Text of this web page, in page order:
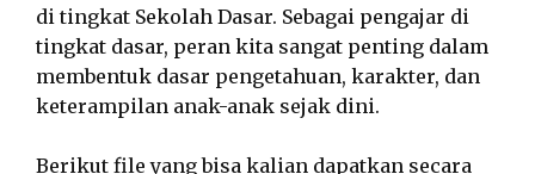
di tingkat Sekolah Dasar. Sebagai pengajar di
tingkat dasar, peran kita sangat penting dalam
membentuk dasar pengetahuan, karakter, dan
keterampilan anak-anak sejak dini.
Berikut file yang bisa kalian dapatkan secara